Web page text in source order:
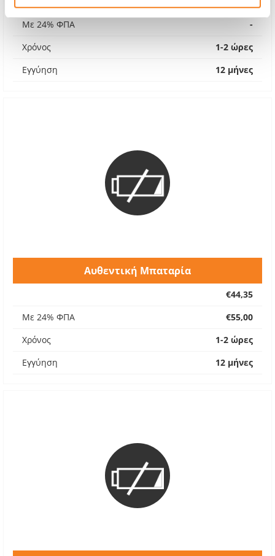
Με 24% ΦΠΑ
-
Χρόνος
1-2 ώρες
Εγγύηση
12 μήνες
Αυθεντική Μπαταρία
€44,35
Με 24% ΦΠΑ
€55,00
Χρόνος
1-2 ώρες
Εγγύηση
12 μήνες